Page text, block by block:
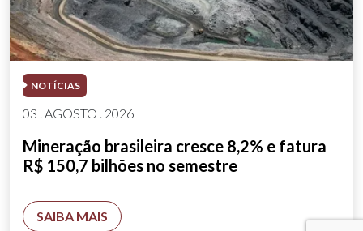
NOTÍCIAS
03 . AGOSTO . 2026
Mineração brasileira cresce 8,2% e fatura
R$ 150,7 bilhões no semestre
SAIBA MAIS